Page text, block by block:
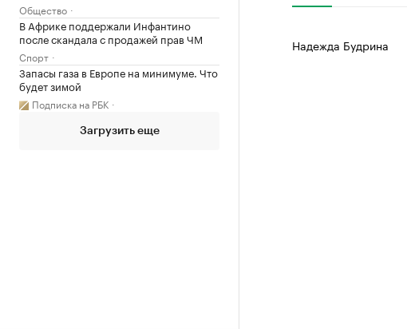
Общество
В Африке поддержали Инфантино
после скандала с продажей прав ЧМ
Спорт
Запасы газа в Европе на минимуме. Что
будет зимой
Подписка на РБК
Загрузить еще
Надежда Будрина